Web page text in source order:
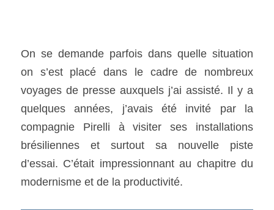
On se demande parfois dans quelle situation
on s’est placé dans le cadre de nombreux
voyages de presse auxquels j’ai assisté. Il y a
quelques années, j’avais été invité par la
compagnie Pirelli à visiter ses installations
brésiliennes et surtout sa nouvelle piste
d’essai. C’était impressionnant au chapitre du
modernisme et de la productivité.